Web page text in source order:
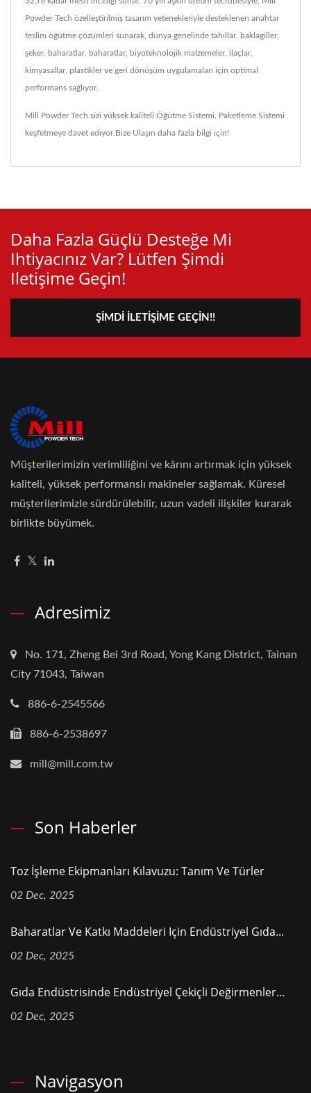
Powder Tech özelleştirilmiş tasarım yetenekleriyle desteklenen anahtar
teslim öğütme çözümleri sunarak, dünya genelinde tahıllar, baklagiller,
şeker, baharatlar, baharatlar, biyoteknolojik malzemeler, ilaçlar,
kimyasallar, plastikler ve geri dönüşüm uygulamaları için optimal
performans sağlıyor.
Mill Powder Tech sizi yüksek kaliteli Öğütme Sistemi Paketleme Sistemi
keşfetmeye davet ediyor. Bize Ulaşın daha fazla bilgi için!
Daha Fazla Güçlü Desteğe Mi
Ihtiyacınız Var? Lütfen Şimdi
Iletişime Geçin!
ŞIMDI İLETIŞIME GEÇIN!!
Müşterilerimizin verimliliğini ve kârını artırmak için yüksek
kaliteli, yüksek performanslı makineler sağlamak. Küresel
müşterilerimizle sürdürülebilir, uzun vadeli ilişkiler kurarak
birlikte büyümek.
Adresimiz
No. 171, Zheng Bei 3rd Road, Yong Kang District, Tainan
City 71043, Taiwan
886-6-2545566
886-6-2538697
mill@mill.com.tw
Son Haberler
Toz İşleme Ekipmanları Kılavuzu: Tanım Ve Türler
02 Dec, 2025
Baharatlar Ve Katkı Maddeleri Için Endüstriyel Gıda...
02 Dec, 2025
Gıda Endüstrisinde Endüstriyel Çekiçli Değirmenler...
02 Dec, 2025
Navigasyon